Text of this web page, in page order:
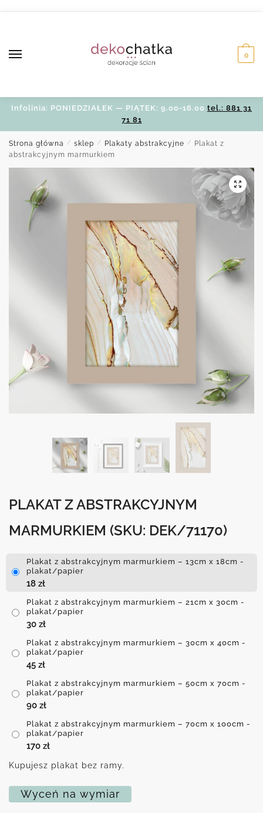
0
Infolinia: PONIEDZIAŁEK — PIĄTEK: 9.00-16.00 tel.: 881 31
71 81
Strona główna / sklep / Plakaty abstrakcyjne /
Plakat z
abstrakcyjnym marmurkiem
PLAKAT Z ABSTRAKCYJNYM
MARMURKIEM (SKU: DEK/71170)
Plakat z abstrakcyjnym marmurkiem – 13cm x 18cm -
plakat/papier
18 zł
Plakat z abstrakcyjnym marmurkiem – 21cm x 30cm -
plakat/papier
30 zł
Plakat z abstrakcyjnym marmurkiem – 30cm x 40cm -
plakat/papier
45 zł
Plakat z abstrakcyjnym marmurkiem – 50cm x 70cm -
plakat/papier
90 zł
Plakat z abstrakcyjnym marmurkiem – 70cm x 100cm -
plakat/papier
170 zł
Kupujesz plakat bez ramy.
Wyceń na wymiar